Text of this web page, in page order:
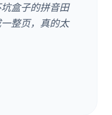
盒子的拼音田
整页，真的太